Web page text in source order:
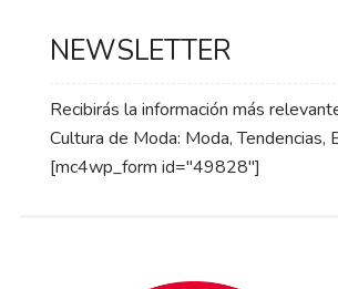
NEWSLETTER
Recibirás la información más
Cultura de Moda: Moda, Tendencias,
[mc4wp_form id="49828"]